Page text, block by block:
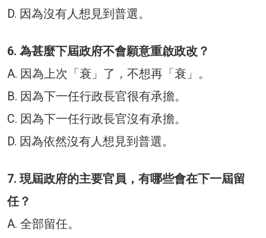
D. 因為沒有人想見到普選。
6. 為甚麼下屆政府不會願意重啟政改？
A. 因為上次「衰」了，不想再「衰」。
B. 因為下一任行政長官很有承擔。
C. 因為下一任行政長官沒有承擔。
D. 因為依然沒有人想見到普選。
7. 現屆政府的主要官員，有哪些會在下一屆留
任？
A. 全部留任。